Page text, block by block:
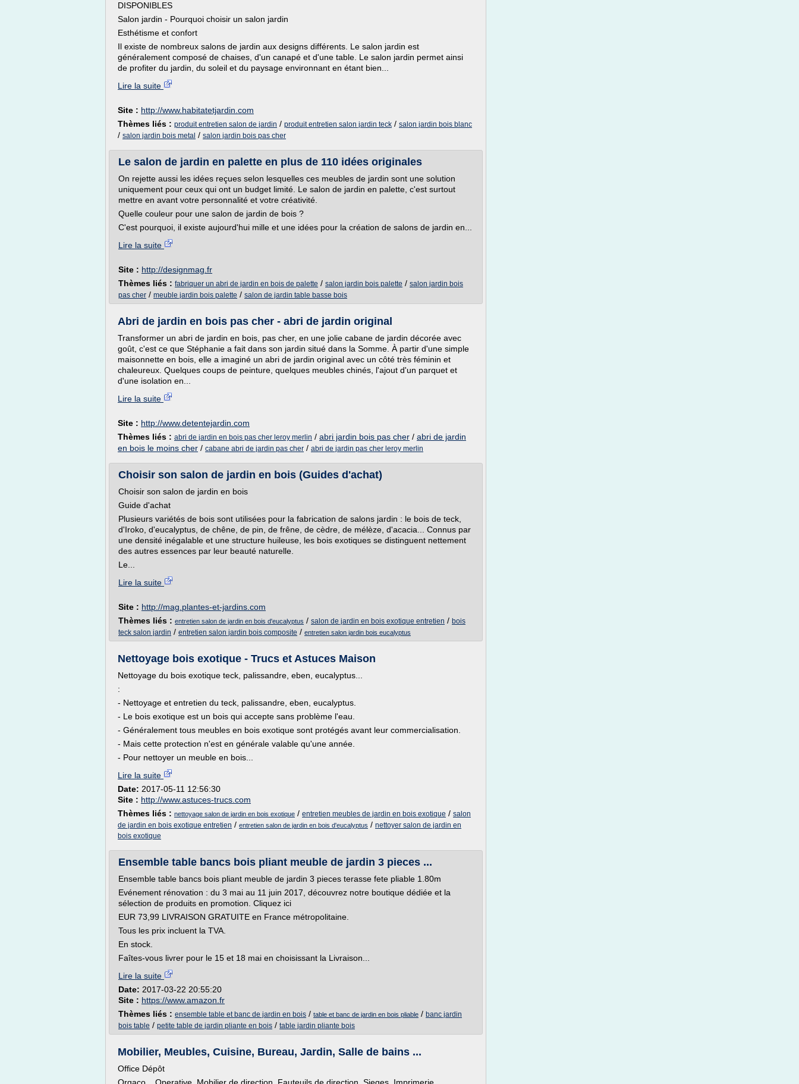
DISPONIBLES
Salon jardin - Pourquoi choisir un salon jardin
Esthétisme et confort
Il existe de nombreux salons de jardin aux designs différents. Le salon jardin est
généralement composé de chaises, d'un canapé et d'une table. Le salon jardin permet ainsi
de profiter du jardin, du soleil et du paysage environnant en étant bien...
Lire la suite
Site : http://www.habitatetjardin.com
Thèmes liés : produit entretien salon de jardin / produit entretien salon jardin teck / salon jardin bois blanc
/ salon jardin bois metal / salon jardin bois pas cher
Le salon de jardin en palette en plus de 110 idées originales
On rejette aussi les idées reçues selon lesquelles ces meubles de jardin sont une solution
uniquement pour ceux qui ont un budget limité. Le salon de jardin en palette, c'est surtout
mettre en avant votre personnalité et votre créativité.
Quelle couleur pour une salon de jardin de bois ?
C'est pourquoi, il existe aujourd'hui mille et une idées pour la création de salons de jardin en...
Lire la suite
Site : http://designmag.fr
Thèmes liés : fabriquer un abri de jardin en bois de palette / salon jardin bois palette / salon jardin bois
pas cher / meuble jardin bois palette / salon de jardin table basse bois
Abri de jardin en bois pas cher - abri de jardin original
Transformer un abri de jardin en bois, pas cher, en une jolie cabane de jardin décorée avec
goût, c'est ce que Stéphanie a fait dans son jardin situé dans la Somme. À partir d'une simple
maisonnette en bois, elle a imaginé un abri de jardin original avec un côté très féminin et
chaleureux. Quelques coups de peinture, quelques meubles chinés, l'ajout d'un parquet et
d'une isolation en...
Lire la suite
Site : http://www.detentejardin.com
Thèmes liés : abri de jardin en bois pas cher leroy merlin / abri jardin bois pas cher / abri de jardin
en bois le moins cher / cabane abri de jardin pas cher / abri de jardin pas cher leroy merlin
Choisir son salon de jardin en bois (Guides d'achat)
Choisir son salon de jardin en bois
Guide d'achat
Plusieurs variétés de bois sont utilisées pour la fabrication de salons jardin : le bois de teck,
d'Iroko, d'eucalyptus, de chêne, de pin, de frêne, de cèdre, de mélèze, d'acacia... Connus par
une densité inégalable et une structure huileuse, les bois exotiques se distinguent nettement
des autres essences par leur beauté naturelle.
Le...
Lire la suite
Site : http://mag.plantes-et-jardins.com
Thèmes liés : entretien salon de jardin en bois d'eucalyptus / salon de jardin en bois exotique entretien / bois
teck salon jardin / entretien salon jardin bois composite / entretien salon jardin bois eucalyptus
Nettoyage bois exotique - Trucs et Astuces Maison
Nettoyage du bois exotique teck, palissandre, eben, eucalyptus...
:
- Nettoyage et entretien du teck, palissandre, eben, eucalyptus.
- Le bois exotique est un bois qui accepte sans problème l'eau.
- Généralement tous meubles en bois exotique sont protégés avant leur commercialisation.
- Mais cette protection n'est en générale valable qu'une année.
- Pour nettoyer un meuble en bois...
Lire la suite
Date: 2017-05-11 12:56:30
Site : http://www.astuces-trucs.com
Thèmes liés : nettoyage salon de jardin en bois exotique / entretien meubles de jardin en bois exotique / salon
de jardin en bois exotique entretien / entretien salon de jardin en bois d'eucalyptus / nettoyer salon de jardin en
bois exotique
Ensemble table bancs bois pliant meuble de jardin 3 pieces ...
Ensemble table bancs bois pliant meuble de jardin 3 pieces terasse fete pliable 1.80m
Evénement rénovation : du 3 mai au 11 juin 2017, découvrez notre boutique dédiée et la
sélection de produits en promotion. Cliquez ici
EUR 73,99 LIVRAISON GRATUITE en France métropolitaine.
Tous les prix incluent la TVA.
En stock.
Faîtes-vous livrer pour le 15 et 18 mai en choisissant la Livraison...
Lire la suite
Date: 2017-03-22 20:55:20
Site : https://www.amazon.fr
Thèmes liés : ensemble table et banc de jardin en bois / table et banc de jardin en bois pliable / banc jardin
bois table / petite table de jardin pliante en bois / table jardin pliante bois
Mobilier, Meubles, Cuisine, Bureau, Jardin, Salle de bains ...
Office Dépôt